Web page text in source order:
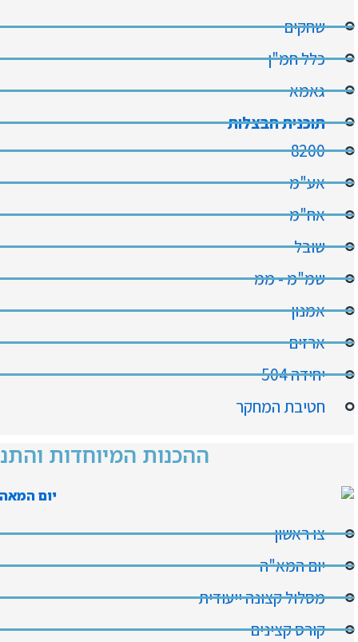
שחקים
כלל חמ"ן
גאמא
תוכנית חבצלות
8200
אע"מ
אח"מ
שובל
שמ"מ - ממ
אמנון
ארזים
יחידה 504
חטיבת המחקר
ההכנות המיוחדות
צו ראשון
יום המא"ה
מסלול קצונה ייעודית
קורס קצינים